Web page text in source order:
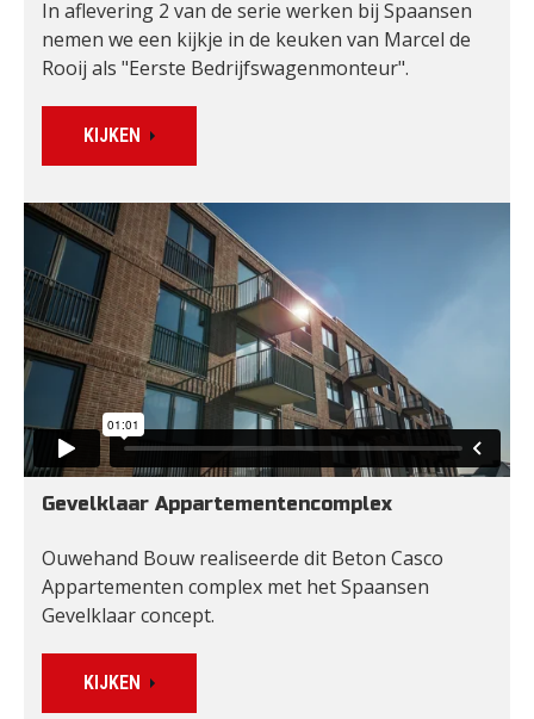
In aflevering 2 van de serie werken bij Spaansen
nemen we een kijkje in de keuken van Marcel de
Rooij als "Eerste Bedrijfswagenmonteur".
KIJKEN
Ouwehand Bouw realiseerde dit Beton Casco
Appartementen complex met het Spaansen
Gevelklaar concept.
KIJKEN